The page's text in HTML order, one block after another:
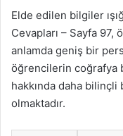
Elde edilen bilgiler
Cevapları – Sayfa
anlamda geniş bir
öğrencilerin coğrafya
hakkında daha bilinçli
olmaktadır.